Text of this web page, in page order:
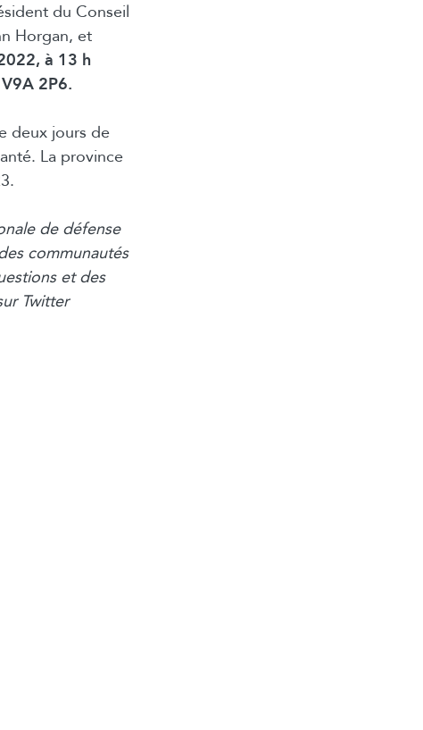
du Conseil
Horgan, et
à 13 h
2P6.
deux jours de
La province
de défense
communautés
et des
Twitter